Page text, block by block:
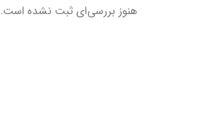
هنوز بررسی‌ای ثبت نشده است.